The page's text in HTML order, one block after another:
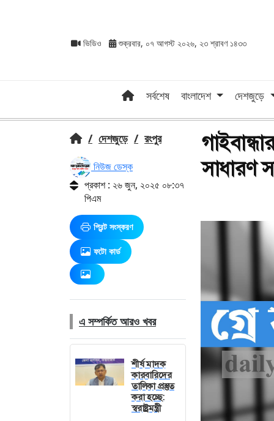
ভিডিও শুক্রবার, ০৭ আগস্ট ২০২৬, ২৩ শ্রাবণ ১৪৩৩
সর্বশেষ বাংলাদেশ দেশজুড়ে
/ দেশজুড়ে / রংপুর
নিউজ ডেস্ক
প্রকাশ : ২৬ জুন, ২০২৫ ০৮:৩৭
পিএম
প্রিন্ট সংস্করণ
ফটো কার্ড
এ সম্পর্কিত আরও খবর
শীর্ষ মাদক
কারবারিদের
তালিকা প্রস্তুত
করা হচ্ছে:
স্বরাষ্ট্রমন্ত্রী